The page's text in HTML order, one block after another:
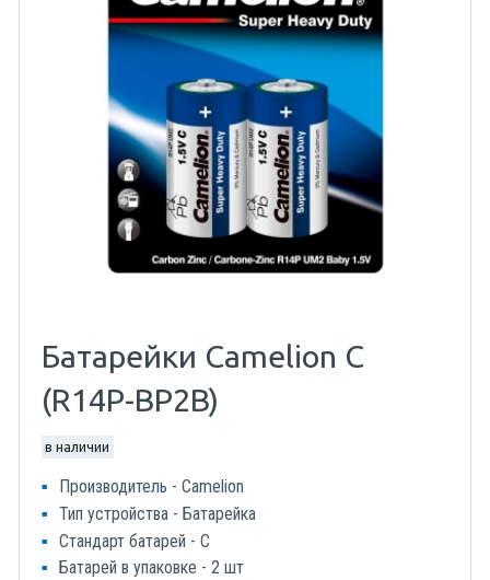
Батарейки Camelion C
(R14P-BP2B)
в наличии
Производитель - Camelion
Тип устройства - Батарейка
Стандарт батарей - C
Батарей в упаковке - 2 шт